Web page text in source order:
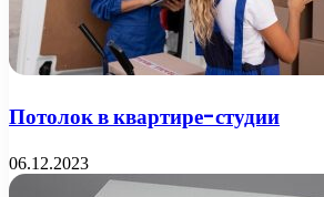
Потолок в квартире-студии
06.12.2023